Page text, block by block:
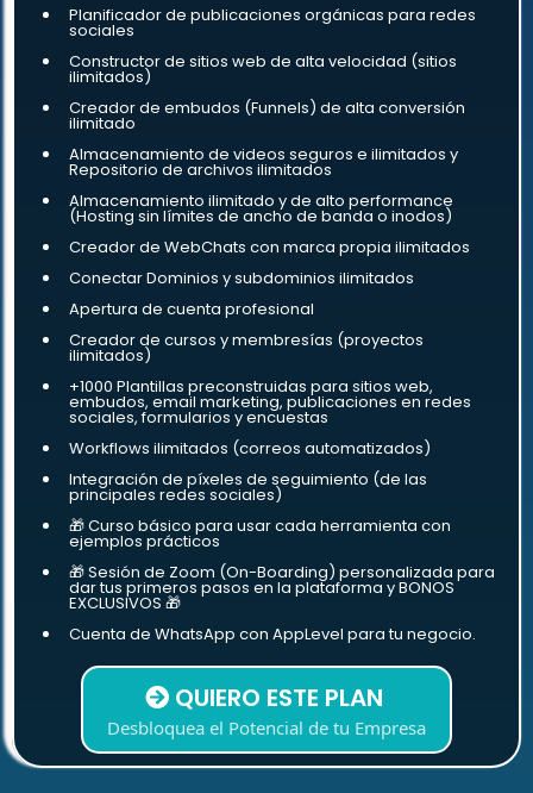
Planificador de publicaciones orgánicas para redes
sociales
Constructor de sitios web de alta velocidad (sitios
ilimitados)
Creador de embudos (Funnels) de alta conversión
ilimitado
Almacenamiento de videos seguros e ilimitados y
Repositorio de archivos ilimitados
Almacenamiento ilimitado y de alto performance
(Hosting sin límites de ancho de banda o inodos)
Creador de WebChats con marca propia ilimitados
Conectar Dominios y subdominios ilimitados
Apertura de cuenta profesional
Creador de cursos y membresías (proyectos
ilimitados)
+1000 Plantillas preconstruidas para sitios web,
embudos, email marketing, publicaciones en redes
sociales, formularios y encuestas
Workflows ilimitados (correos automatizados)
Integración de píxeles de seguimiento (de las
principales redes sociales)
🎁 Curso básico para usar cada herramienta con
ejemplos prácticos
🎁 Sesión de Zoom (On-Boarding) personalizada para
dar tus primeros pasos en la plataforma y BONOS
EXCLUSIVOS 🎁
Cuenta de WhatsApp con AppLevel para tu negocio.
QUIERO ESTE PLAN
Desbloquea el Potencial de tu Empresa